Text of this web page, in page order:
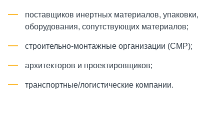
поставщиков инертных материалов, упаковки,
оборудования, сопутствующих материалов;
строительно-монтажные организации (СМР);
архитекторов и проектировщиков;
транспортные/логистические компании.